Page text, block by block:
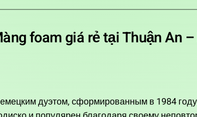
foam giá rẻ tại Thuận An
дуэтом, сформированным в 1984